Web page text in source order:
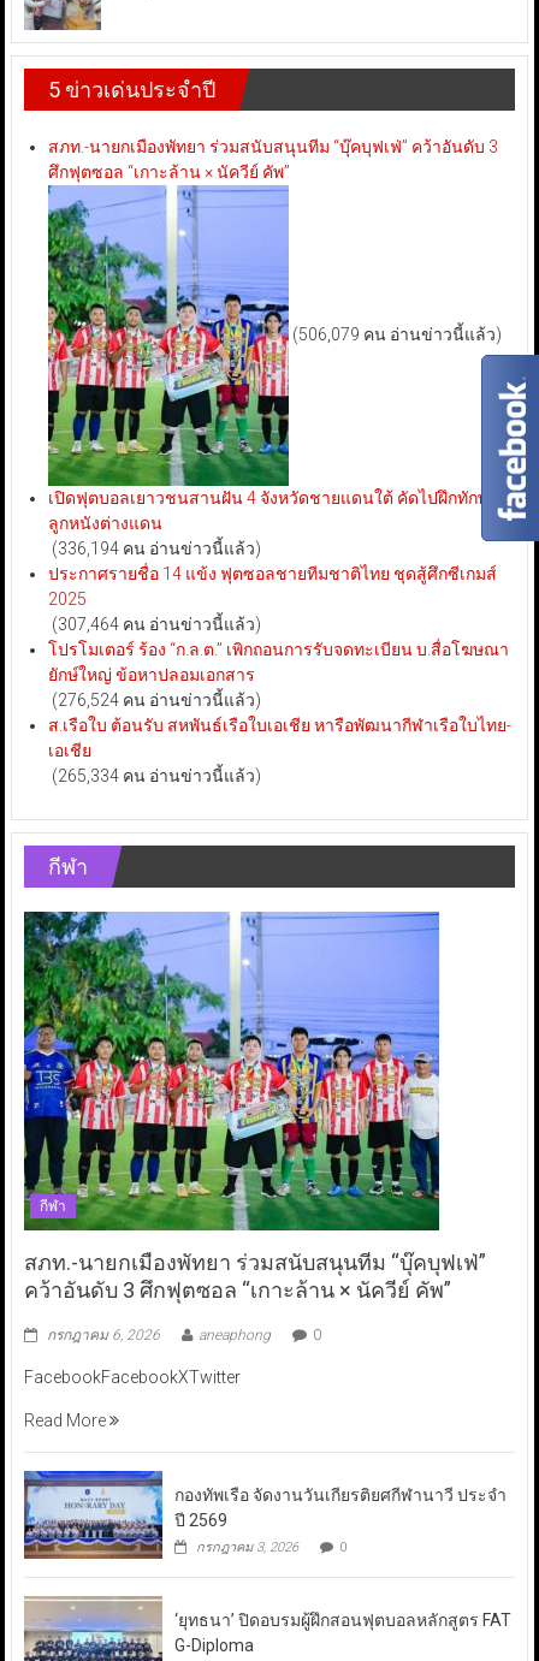
5 ข่าวเด่นประจำปี
สภท.-นายกเมืองพัทยา ร่วมสนับสนุนทีม “บุ๊คบุฟเฟ่” คว้าอันดับ 3
ศึกฟุตซอล “เกาะล้าน × นัควีย์ คัพ”
(506,079 คน อ่านข่าวนี้แล้ว)
เปิดฟุตบอลเยาวชนสานฝัน 4 จังหวัดชายแดนใต้ คัดไปฝึกทักษะ
ลูกหนังต่างแดน
(336,194 คน อ่านข่าวนี้แล้ว)
ประกาศรายชื่อ 14 แข้ง ฟุตซอลชายทีมชาติไทย ชุดสู้ศึกซีเกมส์
2025
(307,464 คน อ่านข่าวนี้แล้ว)
โปรโมเตอร์ ร้อง “ก.ล.ต.” เพิกถอนการรับจดทะเบียน บ.สื่อโฆษณา
ยักษ์ใหญ่ ข้อหาปลอมเอกสาร
(276,524 คน อ่านข่าวนี้แล้ว)
ส.เรือใบ ต้อนรับ สหพันธ์เรือใบเอเชีย หารือพัฒนากีฬาเรือใบไทย-
เอเชีย
(265,334 คน อ่านข่าวนี้แล้ว)
กีฬา
กีฬา
สภท.-นายกเมืองพัทยา ร่วมสนับสนุนทีม “บุ๊คบุฟเฟ่”
คว้าอันดับ 3 ศึกฟุตซอล “เกาะล้าน × นัควีย์ คัพ”
กรกฎาคม 6, 2026 aneaphong 0
FacebookFacebookXTwitter
Read More
กองทัพเรือ จัดงานวันเกียรติยศกีฬานาวี ประจำ
ปี 2569
กรกฎาคม 3, 2026 0
‘ยุทธนา’ ปิดอบรมผู้ฝึกสอนฟุตบอลหลักสูตร FAT
G-Diploma